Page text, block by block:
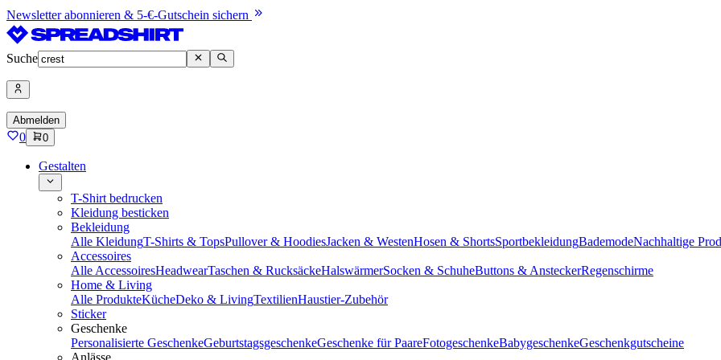
Newsletter abonnieren & 5-€-Gutschein sichern
Suche
Abmelden
0 0
Gestalten
T-Shirt bedrucken
Kleidung besticken
Bekleidung
Alle KleidungT-Shirts & TopsPullover & HoodiesJacken & WestenHosen & ShortsSportbekleidungBademodeNachhaltige
Accessoires
Alle AccessoiresHeadwearTaschen & RucksäckeHalswärmerSocken & SchuheButtons & AnsteckerRegenschirme
Home & Living
Alle ProdukteKücheDeko & LivingTextilienHaustier-Zubehör
Sticker
Geschenke
Personalisierte GeschenkeGeburtstagsgeschenkeGeschenke für PaareFotogeschenkeBabygeschenkeGeschenkgutscheine